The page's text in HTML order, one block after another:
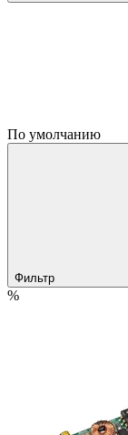
По умолчанию
Фильтр
%